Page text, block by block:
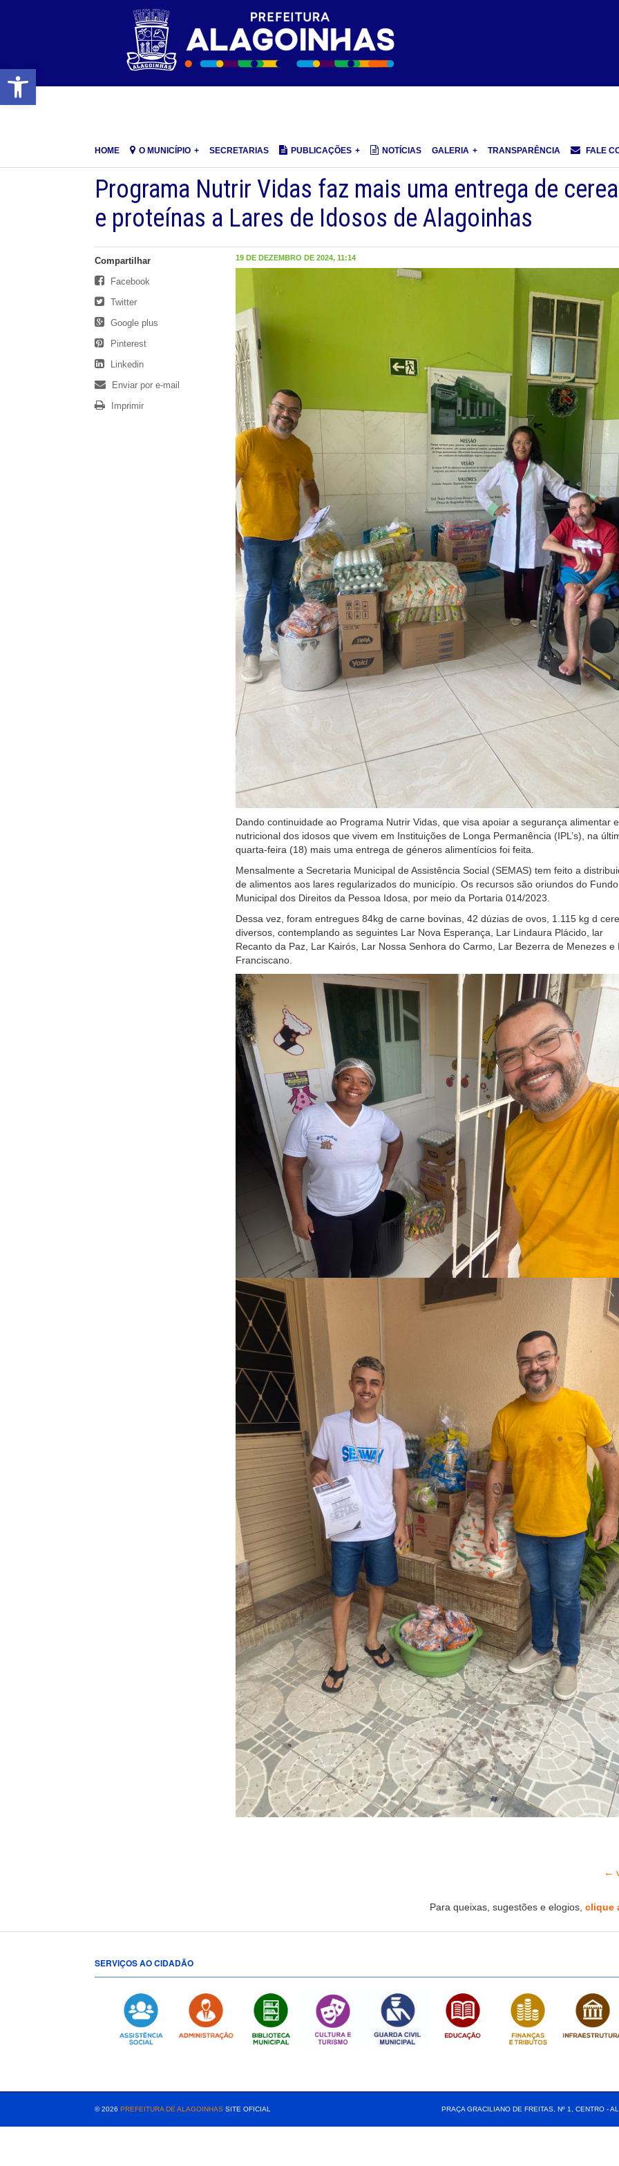
Barra de Ferramentas Aberta
HOME O MUNICÍPIO SECRETARIAS PUBLICAÇÕES NOTÍCIAS GALERIA TRANSPARÊNCIA FALE
Programa Nutrir Vidas faz mais uma entrega de
e proteínas a Lares de Idosos de Alagoinhas
19 DE DEZEMBRO DE 2024, 11:14
Dando continuidade ao Programa Nutrir Vidas, que visa apoiar a segurança alimentar e
nutricional dos idosos que vivem em Instituições de Longa Permanência (IPL’s), na
quarta-feira (18) mais uma entrega de géneros alimentícios foi feita.
Mensalmente a Secretaria Municipal de Assistência Social (SEMAS) tem feito a
de alimentos aos lares regularizados do município. Os recursos são oriundos do Fundo
Municipal dos Direitos da Pessoa Idosa, por meio da Portaria 014/2023.
Dessa vez, foram entregues 84kg de carne bovinas, 42 dúzias de ovos, 1.115 kg d
diversos, contemplando as seguintes Lar Nova Esperança, Lar Lindaura Plácido, lar
Recanto da Paz, Lar Kairós, Lar Nossa Senhora do Carmo, Lar Bezerra de Menezes e
Franciscano.
←
Para queixas, sugestões e elogios, clique
Compartilhar
Facebook
Twitter
Google plus
Pinterest
Linkedin
Enviar por e-mail
Imprimir
SERVIÇOS AO CIDADÃO
© 2026 PREFEITURA DE ALAGOINHAS SITE OFICIAL PRAÇA GRACILIANO DE FREITAS, Nº 1, CENTRO